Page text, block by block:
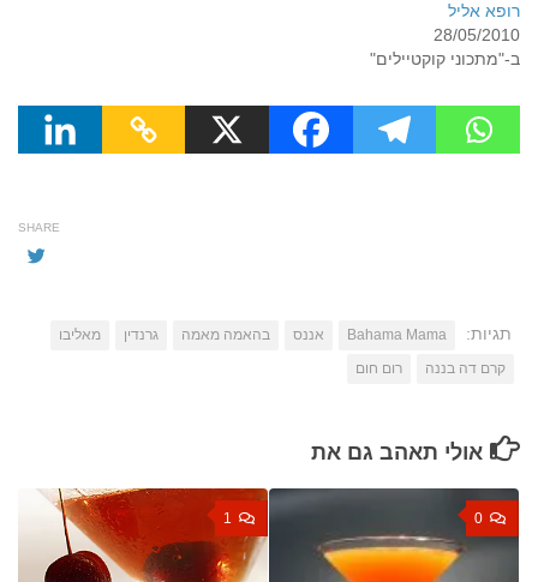
רופא אליל
28/05/2010
ב-"מתכוני קוקטיילים"
SHARE
תגיות: Bahama Mama אננס בהאמה מאמה גרנדין
מאליבו
קרם דה בננה
רום חום
אולי תאהב גם את
1 0